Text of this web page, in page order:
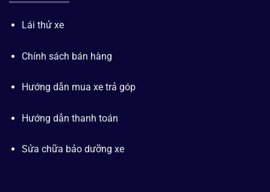
Lái thử xe
Chính sách bán hàng
Hướng dẫn mua xe trả góp
Hướng dẫn thanh toán
Sửa chữa bảo dưỡng xe